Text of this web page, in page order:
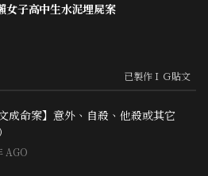
女子高中生水泥埋屍案
已製作ＩＧ貼文
文成命案】意外、自殺、他殺或其它
AGO